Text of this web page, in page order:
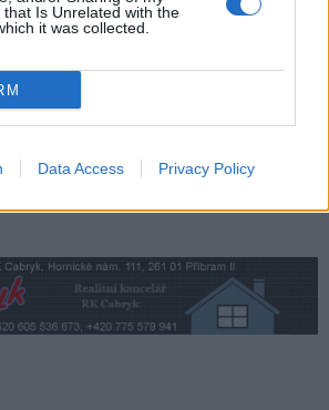
that Is Unrelated with the
it was collected.
Data Access Privacy Policy
nově získají body i za předcházení
odpadu